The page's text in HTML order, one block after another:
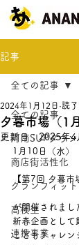
記事
全ての記事
阿南SUPタウ
商店街活性化
グランフィッ
高校生
連携事業
全ての記事
夕暮市場（1
2024年1月12日 読
更新日： 2025年4
1月10日（水）
【第7回 夕暮市
が開催されまし
新春企画として
こどもチャレン